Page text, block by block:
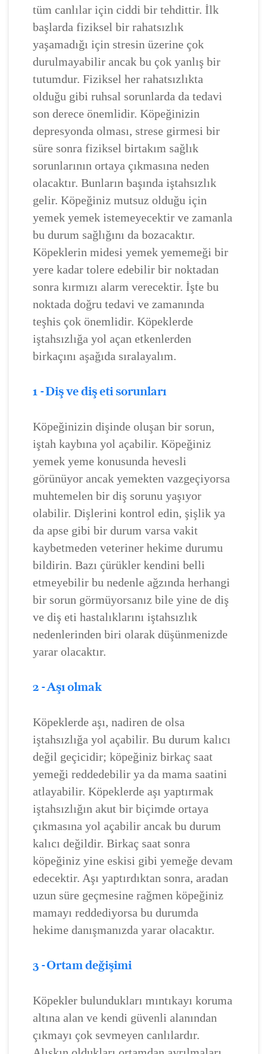
tüm canlılar için ciddi bir tehdittir. İlk
başlarda fiziksel bir rahatsızlık
yaşamadığı için stresin üzerine çok
durulmayabilir ancak bu çok yanlış bir
tutumdur. Fiziksel her rahatsızlıkta
olduğu gibi ruhsal sorunlarda da tedavi
son derece önemlidir. Köpeğinizin
depresyonda olması, strese girmesi bir
süre sonra fiziksel birtakım sağlık
sorunlarının ortaya çıkmasına neden
olacaktır. Bunların başında iştahsızlık
gelir. Köpeğiniz mutsuz olduğu için
yemek yemek istemeyecektir ve zamanla
bu durum sağlığını da bozacaktır.
Köpeklerin midesi yemek yememeği bir
yere kadar tolere edebilir bir noktadan
sonra kırmızı alarm verecektir. İşte bu
noktada doğru tedavi ve zamanında
teşhis çok önemlidir. Köpeklerde
iştahsızlığa yol açan etkenlerden
birkaçını aşağıda sıralayalım.
1 - Diş ve diş eti sorunları
Köpeğinizin dişinde oluşan bir sorun,
iştah kaybına yol açabilir. Köpeğiniz
yemek yeme konusunda hevesli
görünüyor ancak yemekten vazgeçiyorsa
muhtemelen bir diş sorunu yaşıyor
olabilir. Dişlerini kontrol edin, şişlik ya
da apse gibi bir durum varsa vakit
kaybetmeden veteriner hekime durumu
bildirin. Bazı çürükler kendini belli
etmeyebilir bu nedenle ağzında herhangi
bir sorun görmüyorsanız bile yine de diş
ve diş eti hastalıklarını iştahsızlık
nedenlerinden biri olarak düşünmenizde
yarar olacaktır.
2 - Aşı olmak
Köpeklerde aşı, nadiren de olsa
iştahsızlığa yol açabilir. Bu durum kalıcı
değil geçicidir; köpeğiniz birkaç saat
yemeği reddedebilir ya da mama saatini
atlayabilir. Köpeklerde aşı yaptırmak
iştahsızlığın akut bir biçimde ortaya
çıkmasına yol açabilir ancak bu durum
kalıcı değildir. Birkaç saat sonra
köpeğiniz yine eskisi gibi yemeğe devam
edecektir. Aşı yaptırdıktan sonra, aradan
uzun süre geçmesine rağmen köpeğiniz
mamayı reddediyorsa bu durumda
hekime danışmanızda yarar olacaktır.
3 - Ortam değişimi
Köpekler bulundukları mıntıkayı koruma
altına alan ve kendi güvenli alanından
çıkmayı çok sevmeyen canlılardır.